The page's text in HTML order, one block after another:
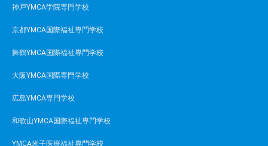
神戸YMCA学院専門学校
京都YMCA国際福祉専門学校
舞鶴YMCA国際福祉専門学校
大阪YMCA国際専門学校
広島YMCA専門学校
和歌山YMCA国際福祉専門学校
YMCA米子医療福祉専門学校